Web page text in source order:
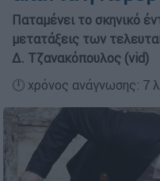
Παταμένει το σκηνικό
μετατάξεις των
Δ. Τζανακόπουλος (vid)
🕛 χρόνος ανάγνωσης: 7